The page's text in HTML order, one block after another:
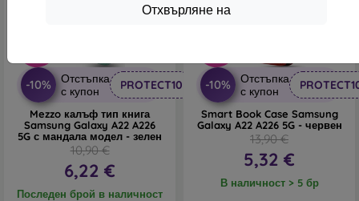
Отхвърляне на
-10%
Отстъпка
с купон
PROTECT10
Mezzo калъф тип книга
Samsung Galaxy A22 A226
5G с мандала модел - зелен
10,90 €
6,22 €
Последен брой в наличност
-10%
Отстъпка
с купон
Smart Book Case Samsung
Galaxy A22 A226 5G - червен
13,90 €
5,32 €
В наличност > 5 бр